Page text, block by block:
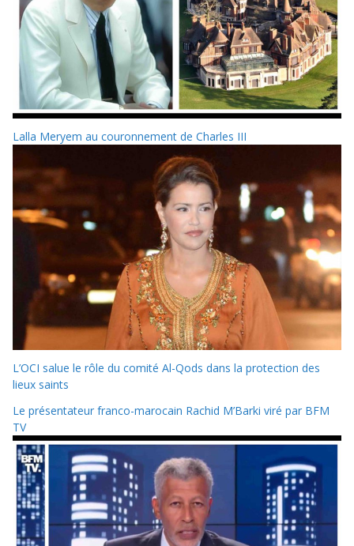
Lalla Meryem au couronnement de Charles III
L’OCI salue le rôle du comité Al-Qods dans la protection des
lieux saints
Le présentateur franco-marocain Rachid M’Barki viré par BFM
TV